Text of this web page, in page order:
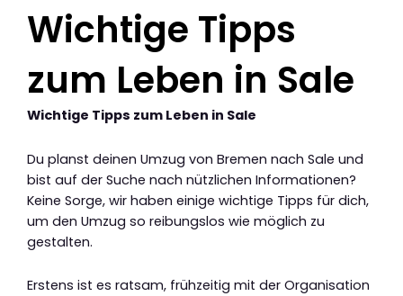
Wichtige Tipps
zum Leben in Sale
Wichtige Tipps zum Leben in Sale
Du planst deinen Umzug von Bremen nach Sale und
bist auf der Suche nach nützlichen Informationen?
Keine Sorge, wir haben einige wichtige Tipps für dich,
um den Umzug so reibungslos wie möglich zu
gestalten.
Erstens ist es ratsam, frühzeitig mit der Organisation